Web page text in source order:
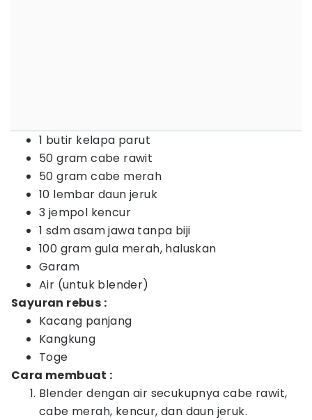
1 butir kelapa parut
50 gram cabe rawit
50 gram cabe merah
10 lembar daun jeruk
3 jempol kencur
1 sdm asam jawa tanpa biji
100 gram gula merah, haluskan
Garam
Air (untuk blender)
Sayuran rebus :
Kacang panjang
Kangkung
Toge
Cara membuat :
Blender dengan air secukupnya cabe rawit,
cabe merah, kencur, dan daun jeruk.